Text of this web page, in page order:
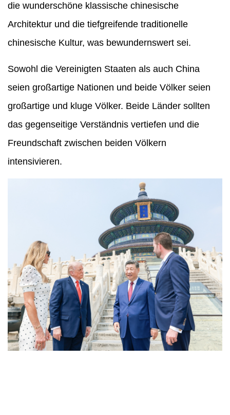
die wunderschöne klassische chinesische
Architektur und die tiefgreifende traditionelle
chinesische Kultur, was bewundernswert sei.
Sowohl die Vereinigten Staaten als auch China
seien großartige Nationen und beide Völker seien
großartige und kluge Völker. Beide Länder sollten
das gegenseitige Verständnis vertiefen und die
Freundschaft zwischen beiden Völkern
intensivieren.